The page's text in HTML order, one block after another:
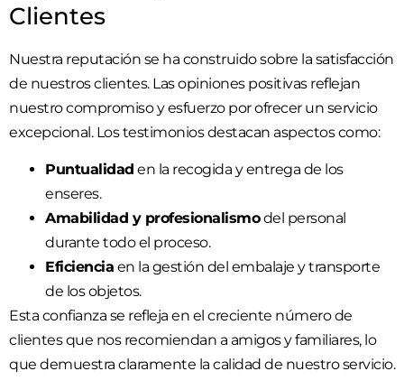
Clientes
Nuestra reputación se ha construido sobre la satisfacción
de nuestros clientes. Las opiniones positivas reflejan
nuestro compromiso y esfuerzo por ofrecer un servicio
excepcional. Los testimonios destacan aspectos como:
Puntualidad en la recogida y entrega de los
enseres.
Amabilidad y profesionalismodel personal
durante todo el proceso.
Eficiencia en la gestión del embalaje y transporte
de los objetos.
Esta confianza se refleja en el creciente número de
clientes que nos recomiendan a amigos y familiares, lo
que demuestra claramente la calidad de nuestro servicio.